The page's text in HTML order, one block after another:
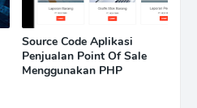
Source Code Aplikasi
Penjualan Point Of Sale
Menggunakan PHP